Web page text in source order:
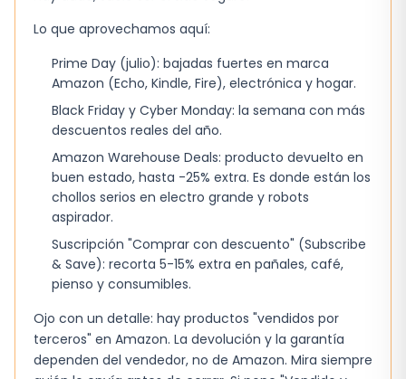
tanto)
Ideal si vives solo o compartes el desayuno con
una persona y buscas algo que haga el trabajo
sin ocupar mucho espacio. También funciona
bien en oficinas o residencias secundarias
donde la potencia extra es útil pero no se
necesita gran capacidad.
No es la mejor elección para familias
numerosas o para quien quiere cocinar varios
sándwiches a la vez; en ese caso conviene
mirar máquinas con placas más grandes o con
varios niveles.
Si dudas entre este y otro modelo
Lo que aprovechamos aquí:
Prime Day (julio): bajadas fuertes en marca
Amazon (Echo, Kindle, Fire), electrónica y hogar.
Black Friday y Cyber Monday: la semana con más
descuentos reales del año.
Amazon Warehouse Deals: producto devuelto en
buen estado, hasta -25% extra. Es donde están los
chollos serios en electro grande y robots
aspirador.
Suscripción "Comprar con descuento" (Subscribe
& Save): recorta 5-15% extra en pañales, café,
pienso y consumibles.
Ojo con un detalle: hay productos "vendidos por
terceros" en Amazon. La devolución y la garantía
dependen del vendedor, no de Amazon. Mira siempre